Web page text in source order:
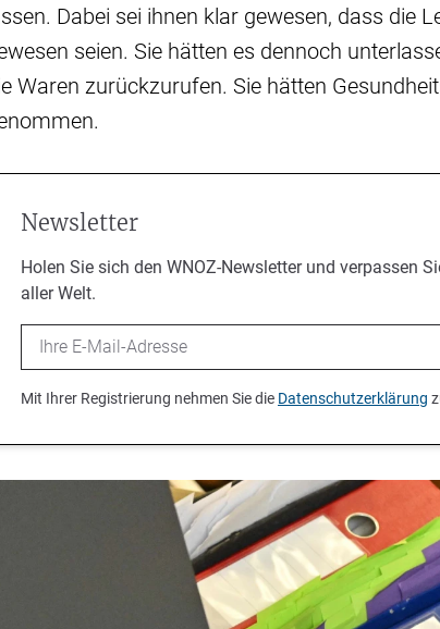
Dabei sei ihnen klar gewesen, dass die
seien. Sie hätten es dennoch
Waren zurückzurufen. Sie hätten
Newsletter
Holen Sie sich den WNOZ-Newsletter und verpassen
aller Welt.
Email
Mit Ihrer Registrierung nehmen Sie die Datenschutzerklärung